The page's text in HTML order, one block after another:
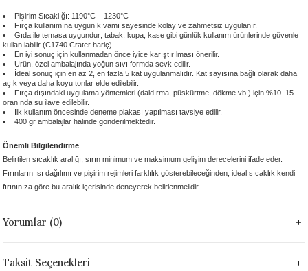
1305 °C
°C
- 1222 °C
- 1046 °C
°C
1046 °C
- 1046 °C
Pişirim Sıcaklığı: 1190°C – 1230°C
Fırça kullanımına uygun kıvamı sayesinde kolay ve zahmetsiz uygulanır.
Gıda ile temasa uygundur; tabak, kupa, kase gibi günlük kullanım ürünlerinde güvenle
kullanılabilir (C1740 Crater hariç).
En iyi sonuç için kullanmadan önce iyice karıştırılması önerilir.
Ürün, özel ambalajında yoğun sıvı formda sevk edilir.
İdeal sonuç için en az 2, en fazla 5 kat uygulanmalıdır. Kat sayısına bağlı olarak daha
açık veya daha koyu tonlar elde edilebilir.
Fırça dışındaki uygulama yöntemleri (daldırma, püskürtme, dökme vb.) için %10–15
oranında su ilave edilebilir.
İlk kullanım öncesinde deneme plakası yapılması tavsiye edilir.
400 gr ambalajlar halinde gönderilmektedir.
Önemli Bilgilendirme
Belirtilen sıcaklık aralığı, sırın minimum ve maksimum gelişim derecelerini ifade eder.
Fırınların ısı dağılımı ve pişirim rejimleri farklılık gösterebileceğinden, ideal sıcaklık kendi
fırınınıza göre bu aralık içerisinde deneyerek belirlenmelidir.
Yorumlar (0)
Taksit Seçenekleri